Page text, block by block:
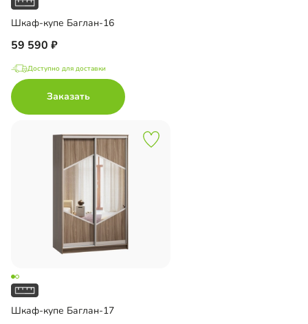
Шкаф-купе Баглан-16
59 590
Доступно для доставки
Заказать
Шкаф-купе Баглан-17